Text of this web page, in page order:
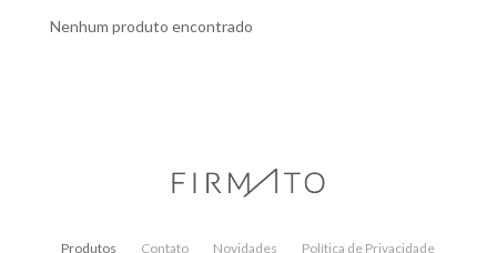
Nenhum produto encontrado
Produtos Contato Novidades
Política de Privacidade